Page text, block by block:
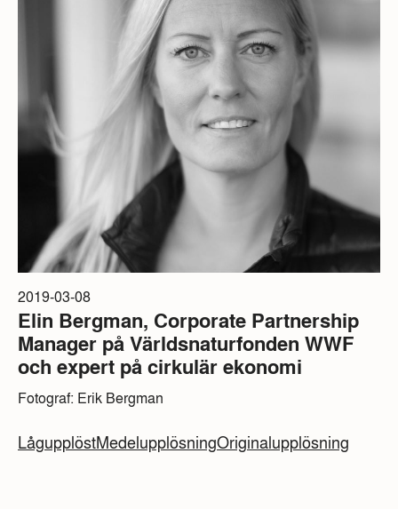
2019-03-08
Elin Bergman, Corporate Partnership
Manager på Världsnaturfonden WWF
och expert på cirkulär ekonomi
Fotograf: Erik Bergman
LågupplöstMedelupplösningOriginalupplösning